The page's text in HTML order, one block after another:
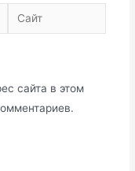
Сайт
сайта в этом